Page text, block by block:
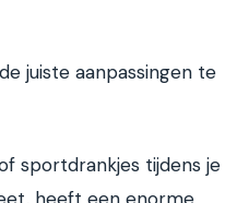
juiste aanpassingen te
sportdrankjes tijdens je